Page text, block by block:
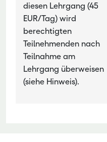
diesen Lehrgang (45
EUR/Tag) wird
berechtigten
Teilnehmenden nach
Teilnahme am
Lehrgang überweisen
(siehe Hinweis).